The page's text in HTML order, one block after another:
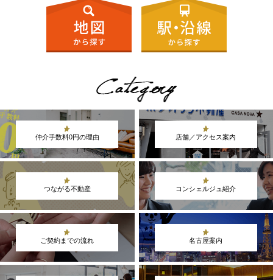
仲介手数料0円の理由 店舗／アクセス案内
つながる不動産 コンシェルジュ紹介
ご契約までの流れ 名古屋案内